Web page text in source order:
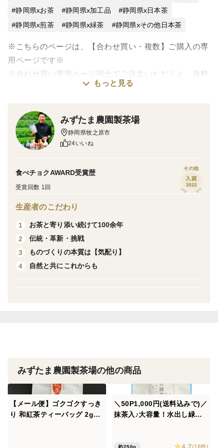
静岡県xお茶
静岡県x加工品
静岡県x日本茶
静岡県x煎茶
静岡県x緑茶 静岡県xその他日本茶
※こちらのページは、【合わせ買い・複数】ご購入の専
用ページです※
※合わせ買い専用ページ同士でご注文いただくと、送料
＝＝＝＝＝＝＝＝＝＝＝＝＝＝＝＝＝＝＝＝
\\粉末緑茶大容量パック！！//
日本を代表するお茶処、静岡県牧之原市のお茶工場よ
問屋さんに出していないものですので、他の地域や他の
お茶時期のものと一切のブレンドをしていない、『純正
な牧之原の緑茶』です！
＝＝HOTの場合＝＝
1杯0.3から0.4gを、約200mlのお湯を注ぎ
よくかき混ぜてお召し上がりください^ ^
1杯0.5gを、約300mlの水を注いでよくかき混ぜてお召
もっと見る
みずたま農園製茶場
静岡県牧之原市
24いいね
食べチョクAWARD受賞歴
受賞回数 1回
その他
生産者のこだわり
1
お茶と寄り添い続けて100余年
2
伝統・革新・挑戦
3
ものづくりの本質は【気配り】
4
自然と共にこれからも
みずたま農園製茶場の他の商品
【メール便】ゴクゴクすっき
り 和紅茶ティーバッグ 2g×1
＼50P1,000円(送料込みで)／
抹茶入♪大容量！水出し緑茶
約250g 4.7(18件)